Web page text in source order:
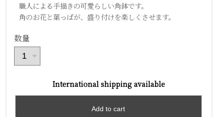
職人による手描きの可愛らしい角鉢です。
角のお花と葉っぱが、盛り付けを楽しくさせます。
数量
International shipping available
Add to cart